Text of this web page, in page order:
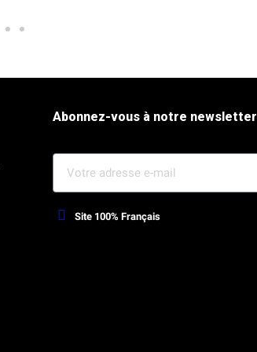
Abonnez-vous à notre newsletter
Site 100% Français